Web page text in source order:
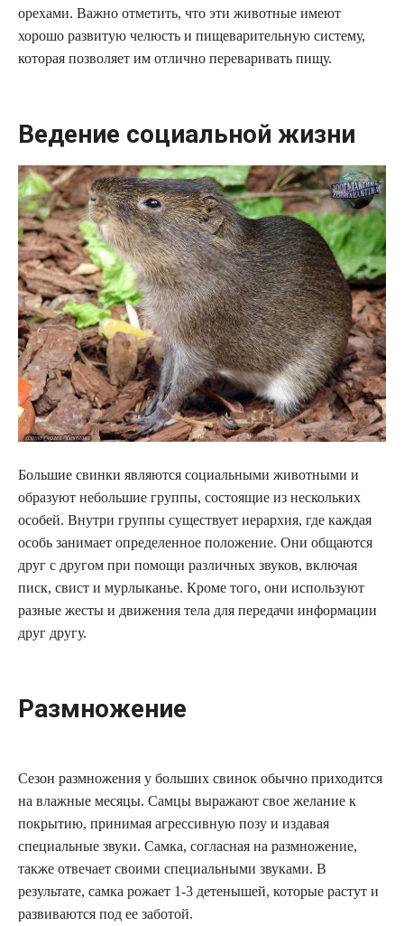
орехами. Важно отметить, что эти животные имеют
хорошо развитую челюсть и пищеварительную систему,
которая позволяет им отлично переваривать пищу.
Ведение социальной жизни
Большие свинки являются социальными животными и
образуют небольшие группы, состоящие из нескольких
особей. Внутри группы существует иерархия, где каждая
особь занимает определенное положение. Они общаются
друг с другом при помощи различных звуков, включая
писк, свист и мурлыканье. Кроме того, они используют
разные жесты и движения тела для передачи информации
друг другу.
Размножение
Сезон размножения у больших свинок обычно приходится
на влажные месяцы. Самцы выражают свое желание к
покрытию, принимая агрессивную позу и издавая
специальные звуки. Самка, согласная на размножение,
также отвечает своими специальными звуками. В
результате, самка рожает 1-3 детенышей, которые растут и
развиваются под ее заботой.